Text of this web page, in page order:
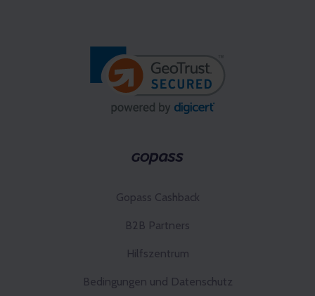
Gopass Cashback
B2B Partners
Hilfszentrum
Bedingungen und Datenschutz